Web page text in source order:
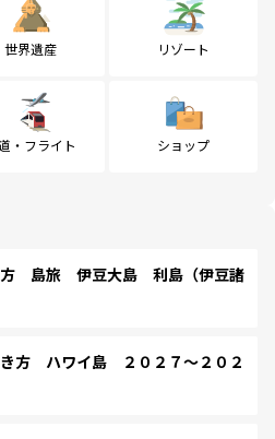
世界遺産 リゾート
・フライト ショップ
島旅 伊豆大島 利島（伊豆諸
方 ハワイ島 ２０２７～２０２